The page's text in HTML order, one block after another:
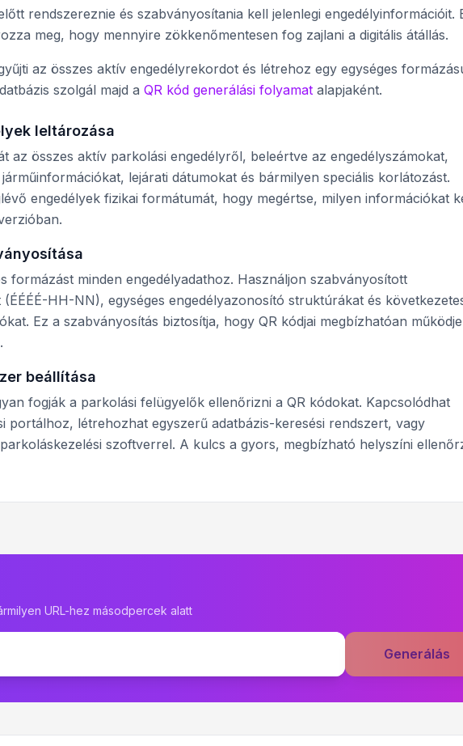
rendszereznie és szabványosítania kell jelenlegi engedélyinformációit.
meg, hogy mennyire zökkenőmentesen fog zajlani a digitális átállás.
az összes aktív engedélyrekordot és létrehoz egy egységes
szolgál majd a QR kód generálási folyamat alapjaként.
leltározása
az összes aktív parkolási engedélyről, beleértve az engedélyszámokat,
lejárati dátumokat és bármilyen speciális korlátozást.
engedélyek fizikai formátumát, hogy megértse, milyen információkat
formázást minden engedélyadathoz. Használjon szabványosított
HH-NN), egységes engedélyazonosító struktúrákat és
Ez a szabványosítás biztosítja, hogy QR kódjai megbízhatóan
beállítása
fogják a parkolási felügyelők ellenőrizni a QR kódokat. Kapcsolódhat
portálhoz, létrehozhat egyszerű adatbázis-keresési rendszert, vagy
szoftverrel. A kulcs a gyors, megbízható helyszíni
URL-hez másodpercek alatt
Generálás